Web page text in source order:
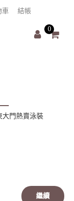
車 結帳
0
大門熱賣泳裝
繼續